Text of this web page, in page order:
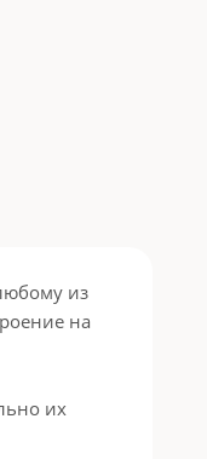
из
на
их